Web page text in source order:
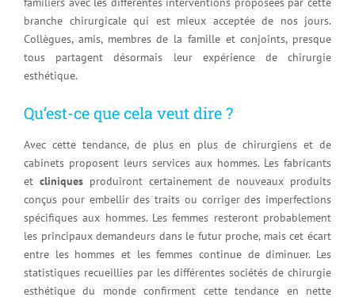
branche chirurgicale qui est mieux acceptée de nos jours.
Collègues, amis, membres de la famille et conjoints, presque
tous partagent désormais leur expérience de chirurgie
esthétique.
Qu’est-ce que cela veut dire ?
Avec cette tendance, de plus en plus de chirurgiens et de
cabinets proposent leurs services aux hommes. Les fabricants
et cliniquesproduiront certainement de nouveaux produits
conçus pour embellir des traits ou corriger des imperfections
spécifiques aux hommes. Les femmes resteront probablement
les principaux demandeurs dans le futur proche, mais cet écart
entre les hommes et les femmes continue de diminuer. Les
statistiques recueillies par les différentes sociétés de chirurgie
esthétique du monde confirment cette tendance en nette